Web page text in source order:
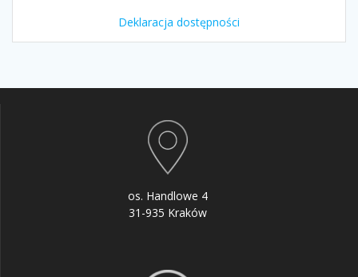
Deklaracja dostępności
os. Handlowe 4
31-935 Kraków